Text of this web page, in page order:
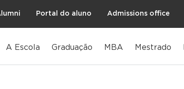
Portal do aluno Admissions office
A Escola Graduação MBA Mestrado